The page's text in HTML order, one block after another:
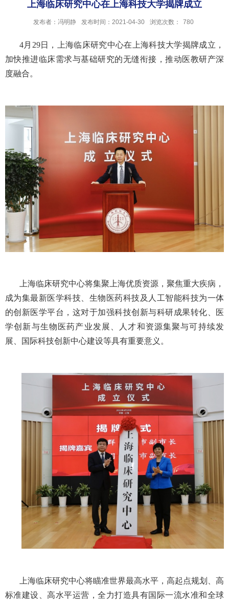
上海临床研究中心在上海科技大学揭牌成立
发布者：冯明静 发布时间：2021-04-30 浏览次数： 780
4月29日，上海临床研究中心在上海科技大学揭牌成立，
加快推进临床需求与基础研究的无缝衔接，推动医教研产深
度融合。
上海临床研究中心将集聚上海优质资源，聚焦重大疾病，
成为集最新医学科技、生物医药科技及人工智能科技为一体
的创新医学平台，这对于加强科技创新与科研成果转化、医
学创新与生物医药产业发展、人才和资源集聚与可持续发
展、国际科技创新中心建设等具有重要意义。
上海临床研究中心将瞄准世界最高水平，高起点规划、高
标准建设、高水平运营，全力打造具有国际一流水准和全球